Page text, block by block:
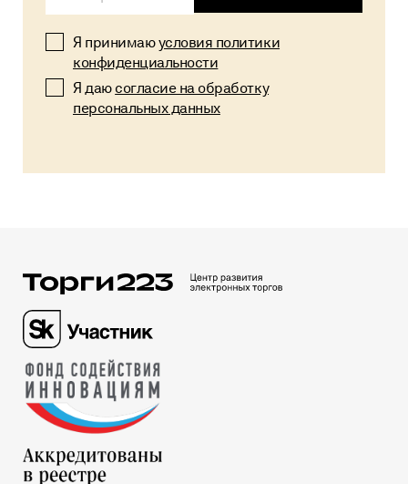
Я принимаюусловия политики
конфиденциальности
Я даю согласие на обработку
персональных данных